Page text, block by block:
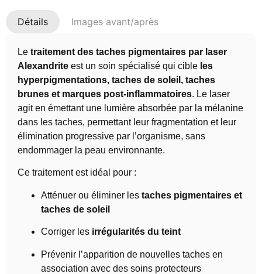
Détails Images avant/après
Le traitement des taches pigmentaires par laser
Alexandrite est un soin spécialisé qui cible les
hyperpigmentations, taches de soleil, taches
brunes et marques post-inflammatoires. Le laser
agit en émettant une lumière absorbée par la mélanine
dans les taches, permettant leur fragmentation et leur
élimination progressive par l’organisme, sans
endommager la peau environnante.
Ce traitement est idéal pour :
Atténuer ou éliminer les taches pigmentaires et
taches de soleil
Corriger les irrégularités du teint
Prévenir l’apparition de nouvelles taches en
association avec des soins protecteurs